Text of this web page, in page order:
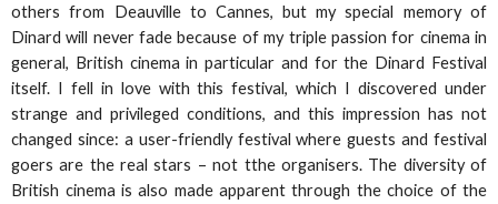
others from Deauville to Cannes, but my special memory of
Dinard will never fade because of my triple passion for cinema in
general, British cinema in particular and for the Dinard Festival
itself. I fell in love with this festival, which I discovered under
strange and privileged conditions, and this impression has not
changed since: a user-friendly festival where guests and festival
goers are the real stars – not tthe organisers. The diversity of
British cinema is also made apparent through the choice of the